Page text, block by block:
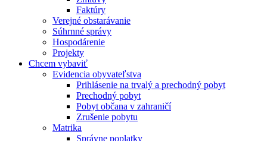
Faktúry
Verejné obstarávanie
Súhrnné správy
Hospodárenie
Projekty
Chcem vybaviť
Evidencia obyvateľstva
Prihlásenie na trvalý a prechodný pobyt
Prechodný pobyt
Pobyt občana v zahraničí
Zrušenie pobytu
Matrika
Správne poplatky